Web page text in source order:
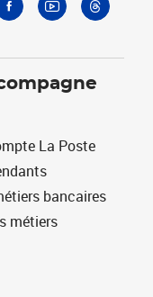
La Poste
bancaires
métiers